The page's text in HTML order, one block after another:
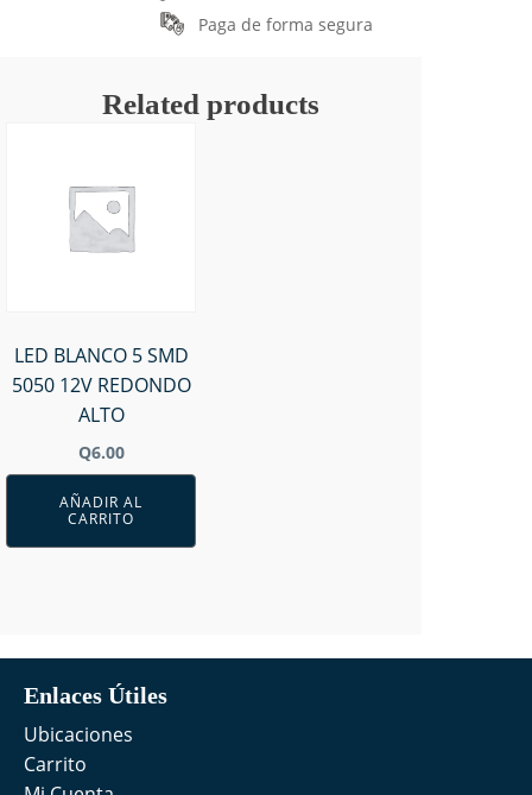
Paga de forma segura
Related products
LED BLANCO 5 SMD
5050 12V REDONDO
ALTO
Q6.00
AÑADIR AL
CARRITO
Enlaces Útiles
Ubicaciones
Carrito